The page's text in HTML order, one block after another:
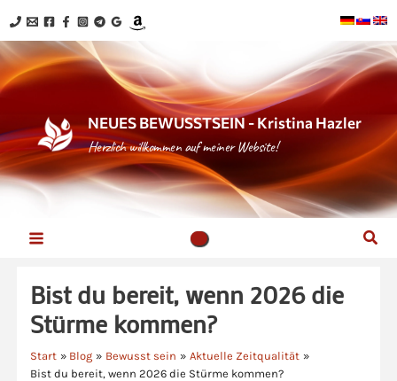
Inhalt
springen
NEUES BEWUSSTSEIN - Kristina Hazler
Herzlich willkommen auf meiner Website!
Bist du bereit, wenn 2026 die
Stürme kommen?
Start Blog Bewusst sein
Aktuelle Zeitqualität
Bist du bereit, wenn 2026 die Stürme kommen?